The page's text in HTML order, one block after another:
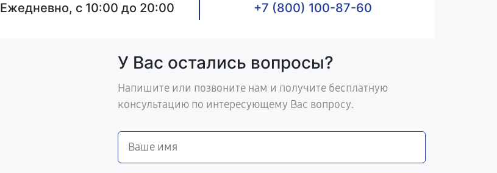
Ежедневно, с 10:00 до 20:00 +7 (800) 100-87-60
У Вас остались вопросы?
Напишите или позвоните нам и получите бесплатную
консультацию по интересующему Вас вопросу.